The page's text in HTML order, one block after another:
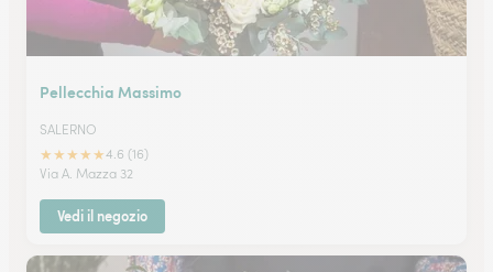
Pellecchia Massimo
SALERNO
★★★★★4.6 (16)
Via A. Mazza 32
Vedi il negozio